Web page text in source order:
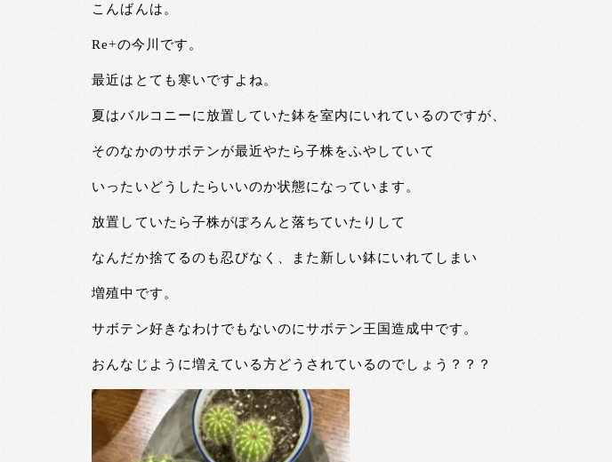
こんばんは。
Re+の今川です。
最近はとても寒いですよね。
夏はバルコニーに放置していた鉢を室内にいれているのですが、
そのなかのサボテンが最近やたら子株をふやしていて
いったいどうしたらいいのか状態になっています。
放置していたら子株がぽろんと落ちていたりして
なんだか捨てるのも忍びなく、また新しい鉢にいれてしまい
増殖中です。
サボテン好きなわけでもないのにサボテン王国造成中です。
おんなじように増えている方どうされているのでしょう？？？